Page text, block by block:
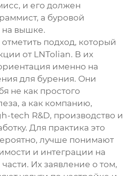
и его должен
а буровой
вышке.
подход, который
от LNTolian. В их
именно на
для бурения. Они
не как простого
а как компанию,
tech R&D, производство и
Для практика это
лучше понимают
и интеграции на
Их заявление о том,